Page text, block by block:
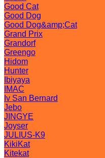
Good Cat
Good Dog
Good Dog&amp;Cat
Grand Prix
Grandorf
Greengo
Hidom
Hunter
Ibiyaya
IMAC
Iv San Bernard
Jebo
JINGYE
Joyser
JULIUS-K9
KikiKat
Kitekat